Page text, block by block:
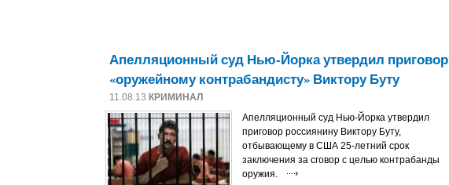
Апелляционный суд Нью-Йорка утвердил приговор
«оружейному контрабандисту» Виктору Буту
11.08.13 КРИМИНАЛ
Апелляционный суд Нью-Йорка утвердил
приговор россиянину Виктору Буту,
отбывающему в США 25-летний срок
заключения за сговор с целью контрабанды
оружия.